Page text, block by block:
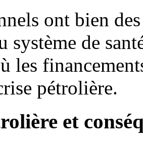
ont bien
système de
les
pétrolière.
et